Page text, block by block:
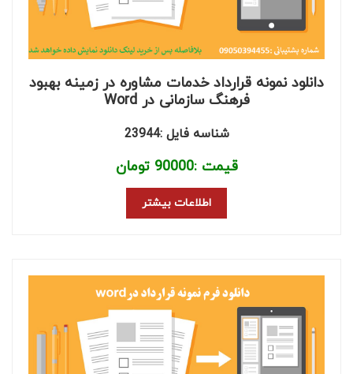
دانلود نمونه قرارداد خدمات مشاوره در زمینه بهبود
فرهنگ سازمانی در Word
شناسه فایل :23944
قیمت :90000 تومان
اطلاعات بیشتر